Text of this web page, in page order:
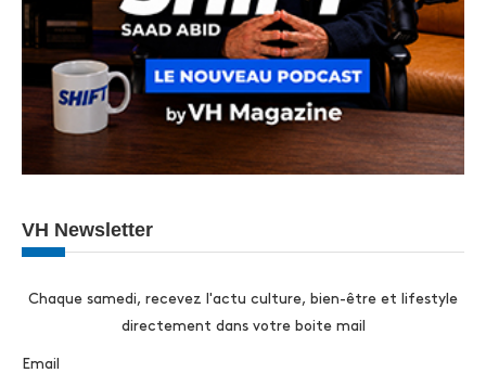
VH Newsletter
Chaque samedi, recevez l'actu culture, bien-être et lifestyle
directement dans votre boite mail
Email